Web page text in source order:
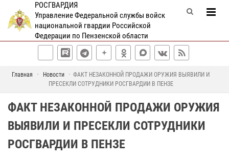
РОСГВАРДИЯ
Управление Федеральной службы войск
национальной гвардии Российской
Федерации по Пензенской области
Главная Новости
ФАКТ НЕЗАКОННОЙ ПРОДАЖИ ОРУЖИЯ ВЫЯВИЛИ И
ПРЕСЕКЛИ СОТРУДНИКИ РОСГВАРДИИ В ПЕНЗЕ
ФАКТ НЕЗАКОННОЙ ПРОДАЖИ ОРУЖИЯ
ВЫЯВИЛИ И ПРЕСЕКЛИ СОТРУДНИКИ
РОСГВАРДИИ В ПЕНЗЕ